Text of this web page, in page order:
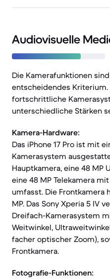
Audiovisuelle
Die Kamerafunktionen
entscheidendes
fortschrittliche
unterschiedliche Stärken
Kamera-Hardware:
Das iPhone 17 Pro ist mit
Kamerasystem
Hauptkamera, eine 48 MP
eine 48 MP Telekamera
umfasst. Die Frontkamera
MP. Das Sony Xperia 5 IV
Dreifach-Kamerasystem
Weitwinkel,
facher optischer Zoom),
Frontkamera.
Fotografie-Funktionen: